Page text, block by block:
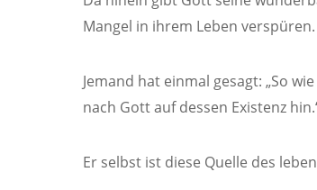
Mangel in ihrem Leben
Jemand hat einmal gesagt: „So
nach Gott auf dessen Existenz
Er selbst ist diese Quelle des